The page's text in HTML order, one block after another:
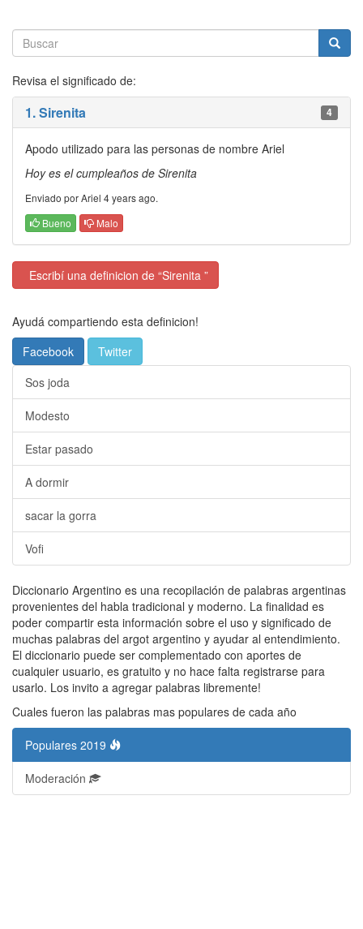
Revisa el significado de:
1. Sirenita 4
Apodo utilizado para las personas de nombre Ariel
Hoy es el cumpleaños de Sirenita
Enviado por Ariel 4 years ago.
Bueno
Malo
Escribí una definicion de “Sirenita ”
Ayudá compartiendo esta definicion!
Facebook
Twitter
Sos joda
Modesto
Estar pasado
A dormir
sacar la gorra
Vofi
Diccionario Argentino es una recopilación de palabras argentinas
provenientes del habla tradicional y moderno. La finalidad es
poder compartir esta información sobre el uso y significado de
muchas palabras del argot argentino y ayudar al entendimiento.
El diccionario puede ser complementado con aportes de
cualquier usuario, es gratuito y no hace falta registrarse para
usarlo. Los invito a agregar palabras libremente!
Cuales fueron las palabras mas populares de cada año
Populares 2019
Moderación